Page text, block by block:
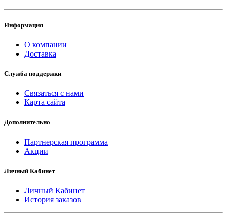
Информация
О компании
Доставка
Служба поддержки
Связаться с нами
Карта сайта
Дополнительно
Партнерская программа
Акции
Личный Кабинет
Личный Кабинет
История заказов